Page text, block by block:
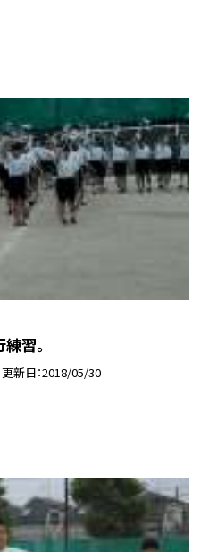
練習。
更新日 2018/05/30